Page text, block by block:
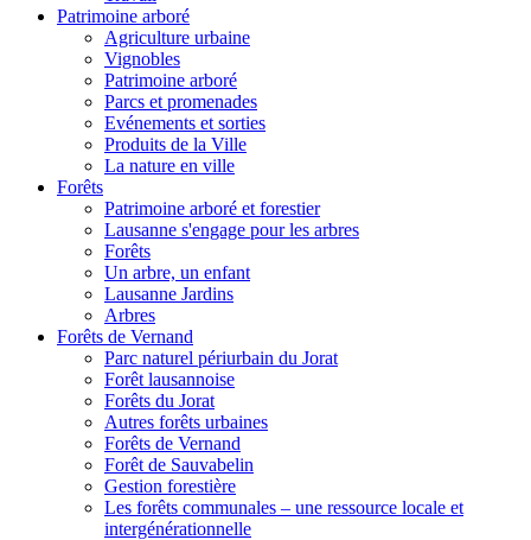
Patrimoine arboré
Agriculture urbaine
Vignobles
Patrimoine arboré
Parcs et promenades
Evénements et sorties
Produits de la Ville
La nature en ville
Forêts
Patrimoine arboré et forestier
Lausanne s'engage pour les arbres
Forêts
Un arbre, un enfant
Lausanne Jardins
Arbres
Forêts de Vernand
Parc naturel périurbain du Jorat
Forêt lausannoise
Forêts du Jorat
Autres forêts urbaines
Forêts de Vernand
Forêt de Sauvabelin
Gestion forestière
Les forêts communales – une ressource locale et
intergénérationnelle